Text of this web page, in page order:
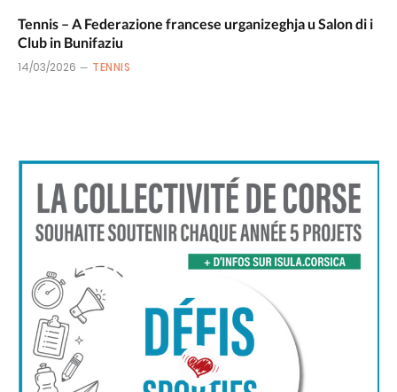
Tennis – A Federazione francese urganizeghja u Salon di i
Club in Bunifaziu
14/03/2026 TENNIS